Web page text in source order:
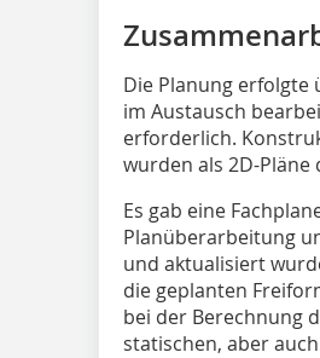
Die Planung erfolgte
im Austausch
erforderlich.
wurden als 2D-Pläne
Es gab eine
Planüberarbeitung
und aktualisiert
die geplanten
bei der Berechnung
statischen, aber